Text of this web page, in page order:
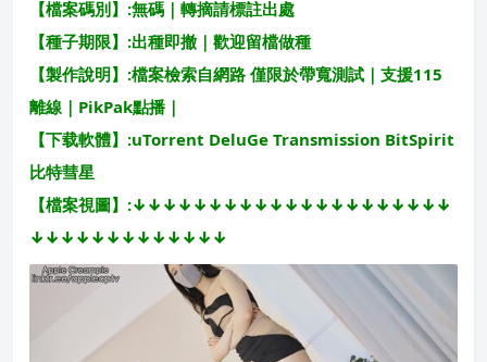
【檔案碼別】:無碼｜轉摘請標註出處
【種子期限】:出種即撤｜歡迎留檔做種
【製作說明】:檔案檢索自網路 僅限於帶寬測試｜支援115
離線｜PikPak點播｜
【下载軟體】:uTorrent DeluGe Transmission BitSpirit
比特彗星
【檔案視圖】:↓↓↓↓↓↓↓↓↓↓↓↓↓↓↓↓↓↓↓↓↓
↓↓↓↓↓↓↓↓↓↓↓↓↓